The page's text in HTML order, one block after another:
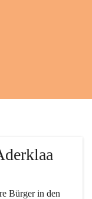
Bürger in den